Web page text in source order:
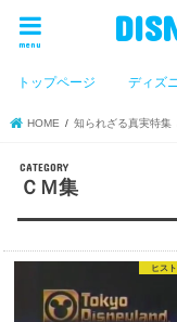
menu
トップページ ディズ
HOME 知られざる真実特集
ＣＭ集
ヒス